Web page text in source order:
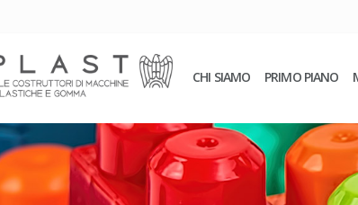
CHI SIAMO PRIMO PIANO